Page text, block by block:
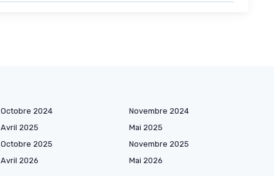
Octobre 2024
Novembre 2024
Avril 2025
Mai 2025
Octobre 2025
Novembre 2025
Avril 2026
Mai 2026